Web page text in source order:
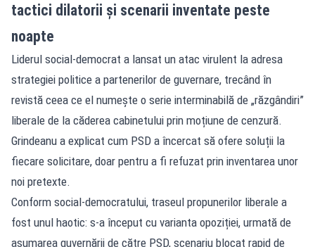
tactici dilatorii și scenarii inventate peste
noapte
Liderul social-democrat a lansat un atac virulent la adresa
strategiei politice a partenerilor de guvernare, trecând în
revistă ceea ce el numește o serie interminabilă de „răzgândiri”
liberale de la căderea cabinetului prin moțiune de cenzură.
Grindeanu a explicat cum PSD a încercat să ofere soluții la
fiecare solicitare, doar pentru a fi refuzat prin inventarea unor
noi pretexte.
Conform social-democratului, traseul propunerilor liberale a
fost unul haotic: s-a început cu varianta opoziției, urmată de
asumarea guvernării de către PSD, scenariu blocat rapid de